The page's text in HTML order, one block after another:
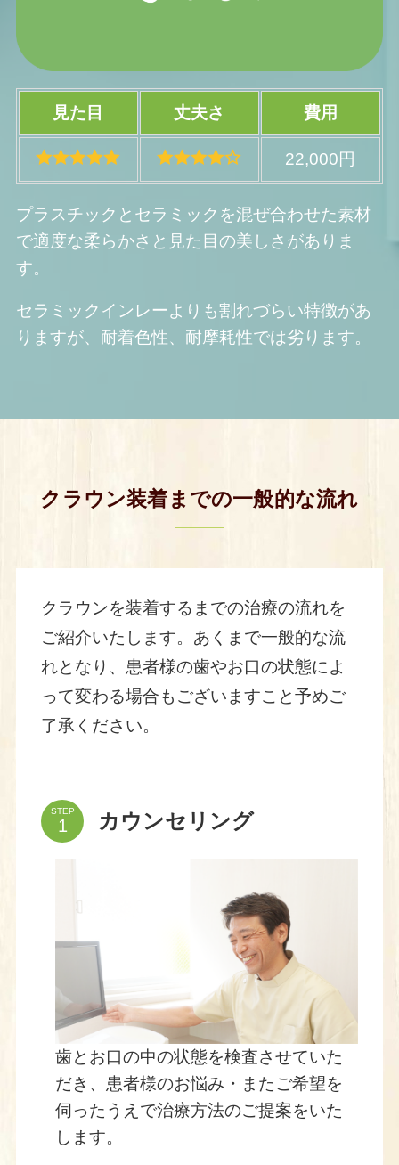
見た目 丈夫さ 費用
22,000円
プラスチックとセラミックを混ぜ合わせた素材
で適度な柔らかさと見た目の美しさがありま
す。
セラミックインレーよりも割れづらい特徴があ
りますが、耐着色性、耐摩耗性では劣ります。
クラウン装着までの一般的な流れ
クラウンを装着するまでの治療の流れを
ご紹介いたします。あくまで一般的な流
れとなり、患者様の歯やお口の状態によ
って変わる場合もございますこと予めご
了承ください。
STEP カウンセリング
歯とお口の中の状態を検査させていた
だき、患者様のお悩み・またご希望を
伺ったうえで治療方法のご提案をいた
します。